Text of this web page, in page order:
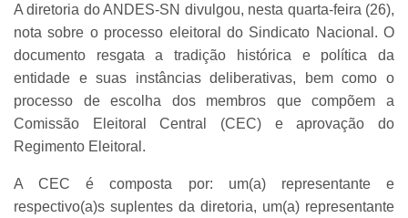
A diretoria do ANDES-SN divulgou, nesta quarta-feira (26),
nota sobre o processo eleitoral do Sindicato Nacional. O
documento resgata a tradição histórica e política da
entidade e suas instâncias deliberativas, bem como o
processo de escolha dos membros que compõem a
Comissão Eleitoral Central (CEC) e aprovação do
Regimento Eleitoral.
A CEC é composta por: um(a) representante e
respectivo(a)s suplentes da diretoria, um(a) representante